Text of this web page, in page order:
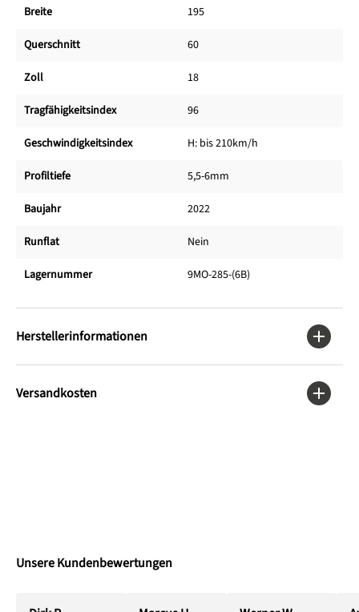
Breite 195
Querschnitt 60
Zoll 18
Tragfähigkeitsindex 96
Geschwindigkeitsindex H: bis 210km/h
Profiltiefe 5,5-6mm
Baujahr 2022
Runflat Nein
Lagernummer 9MO-285-(6B)
Herstellerinformationen
Versandkosten
Unsere Kundenbewertungen